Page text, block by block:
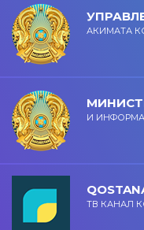
АКИМАТА
И
ТВ КАНАЛ